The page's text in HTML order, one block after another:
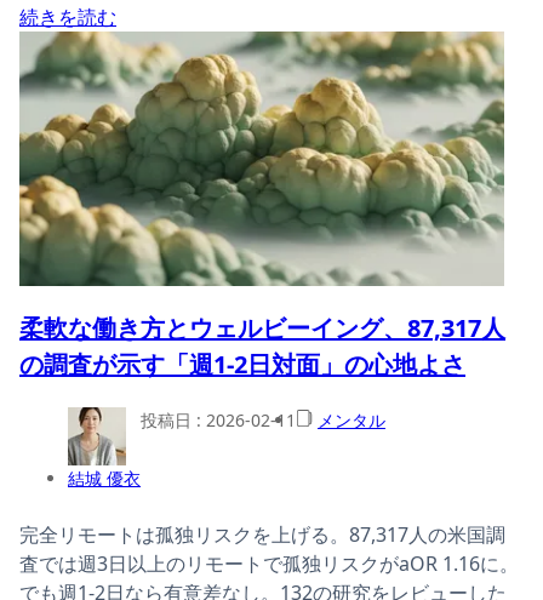
続きを読む
柔軟な働き方とウェルビーイング、87,317人
の調査が示す「週1-2日対面」の心地よさ
結城 優衣
投稿日 : 2026-02-11 メンタル
完全リモートは孤独リスクを上げる。87,317人の米国調
査では週3日以上のリモートで孤独リスクがaOR 1.16に。
でも週1-2日なら有意差なし。132の研究をレビューした